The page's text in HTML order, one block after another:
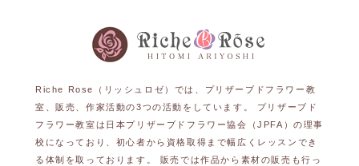
Riche Rose（リッシュロゼ）では、プリザーブドフラワー教
室、販売、作家活動の3つの活動をしています。 プリザーブド
フラワー教室は日本プリザーブドフラワー協会（JPFA）の理事
校になっており、初心者から資格取得まで幅広くレッスンでき
る体制を取っております。 販売では作品から素材の販売も行っ